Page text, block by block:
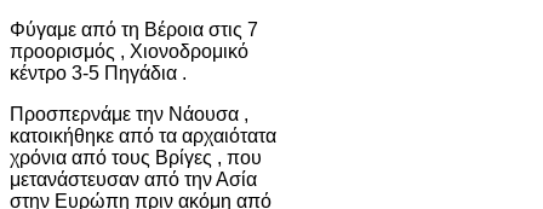
Φύγαμε από τη Βέροια στις 7
προορισμός , Χιονοδρομικό
κέντρο 3-5 Πηγάδια .
Προσπερνάμε την Νάουσα ,
κατοικήθηκε από τα αρχαιότατα
χρόνια από τους Βρίγες , που
μετανάστευσαν από την Ασία
στην Ευρώπη πριν ακόμη από